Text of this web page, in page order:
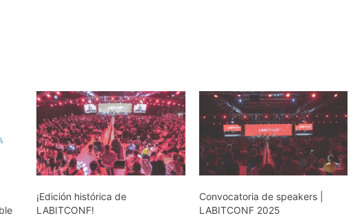
¡Edición histórica de
LABITCONF!
Convocatoria de speakers |
LABITCONF 2025